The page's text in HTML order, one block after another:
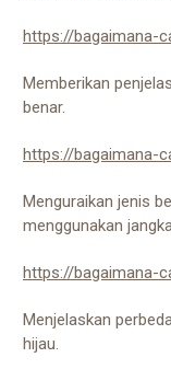
https://bagaimana-
Memberikan
benar.
https://bagaimana-
Menguraikan jenis
menggunakan
https://bagaimana-
Menjelaskan
hijau.